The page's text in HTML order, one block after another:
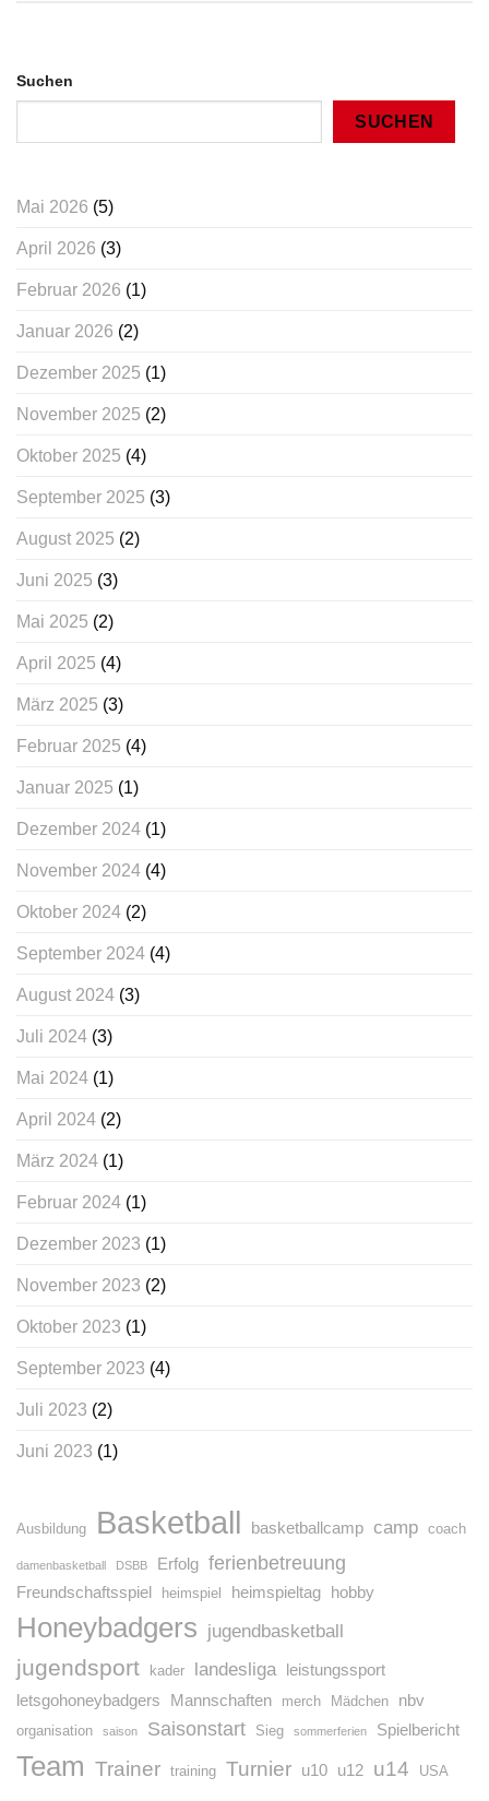
Suchen
SUCHEN
Mai 2026 (5)
April 2026 (3)
Februar 2026 (1)
Januar 2026 (2)
Dezember 2025 (1)
November 2025 (2)
Oktober 2025 (4)
September 2025 (3)
August 2025 (2)
Juni 2025 (3)
Mai 2025 (2)
April 2025 (4)
März 2025 (3)
Februar 2025 (4)
Januar 2025 (1)
Dezember 2024 (1)
November 2024 (4)
Oktober 2024 (2)
September 2024 (4)
August 2024 (3)
Juli 2024 (3)
Mai 2024 (1)
April 2024 (2)
März 2024 (1)
Februar 2024 (1)
Dezember 2023 (1)
November 2023 (2)
Oktober 2023 (1)
September 2023 (4)
Juli 2023 (2)
Juni 2023 (1)
Ausbildung Basketball basketballcamp camp coach
damenbasketball DSBB Erfolg ferienbetreuung
Freundschaftsspiel heimspiel heimspieltag hobby
Honeybadgers jugendbasketball
jugendsport kader landesliga leistungssport
letsgohoneybadgers
Mannschaften merch Mädchen nbv
organisation saison Saisonstart Sieg sommerferien Spielbericht
Team Trainer training Turnier u10 u12 u14 USA